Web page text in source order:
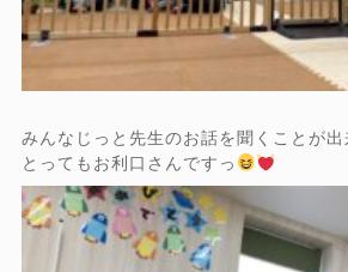
みんなじっと先生のお話を聞くことが出
とってもお利口さんですっ